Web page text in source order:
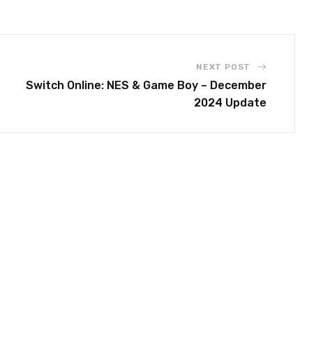
NEXT POST
Switch Online: NES & Game Boy – December
2024 Update